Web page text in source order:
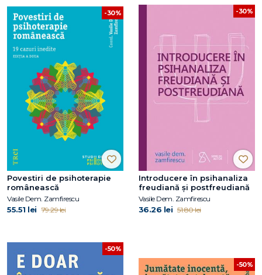
-30%
Povestiri de psihoterapie
românească
Vasile Dem. Zamfirescu
55.51 lei 79.29 lei
-30%
Introducere în psihanaliza
freudiană şi postfreudiană
Vasile Dem. Zamfirescu
36.26 lei 51.80 lei
-50%
-50%